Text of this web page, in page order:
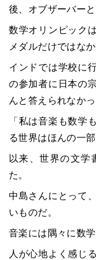
後、オブザーバー
数学オリンピック
メダルだけではなか
インドでは学校に
の参加者に日本の
んと答えられなかっ
「私は音楽も数学
る世界はほんの一
以来、世界の文学
た。
中島さんにとって
いものだ。
音楽には隅々に数学
人が心地よく感じ